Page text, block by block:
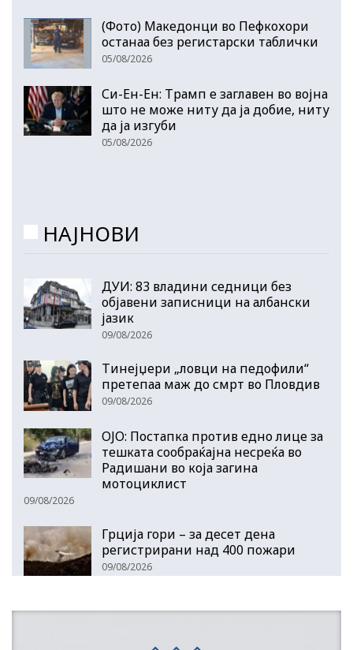
(Фото) Македонци во Пефкохори
останаа без регистарски таблички
05/08/2026
Си-Ен-Ен: Трамп е заглавен во војна
што не може ниту да ја добие, ниту
да ја изгуби
05/08/2026
НАЈНОВИ
ДУИ: 83 владини седници без
објавени записници на албански
јазик
09/08/2026
Тинејџери „ловци на педофили“
претепаа маж до смрт во Пловдив
09/08/2026
ОЈО: Постапка против едно лице за
тешката сообраќајна несреќа во
Радишани во која загина
мотоциклист
09/08/2026
Грција гори – за десет дена
регистрирани над 400 пожари
09/08/2026